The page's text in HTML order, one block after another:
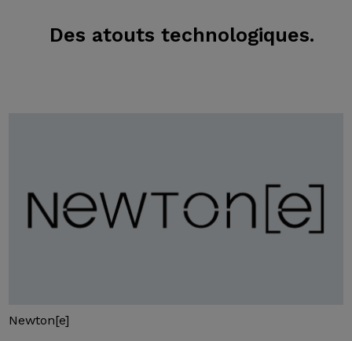
Des atouts technologiques.
Newton[e]